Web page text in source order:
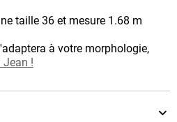
taille 36 et mesure 1.68 m
à votre morphologie,
Jean !